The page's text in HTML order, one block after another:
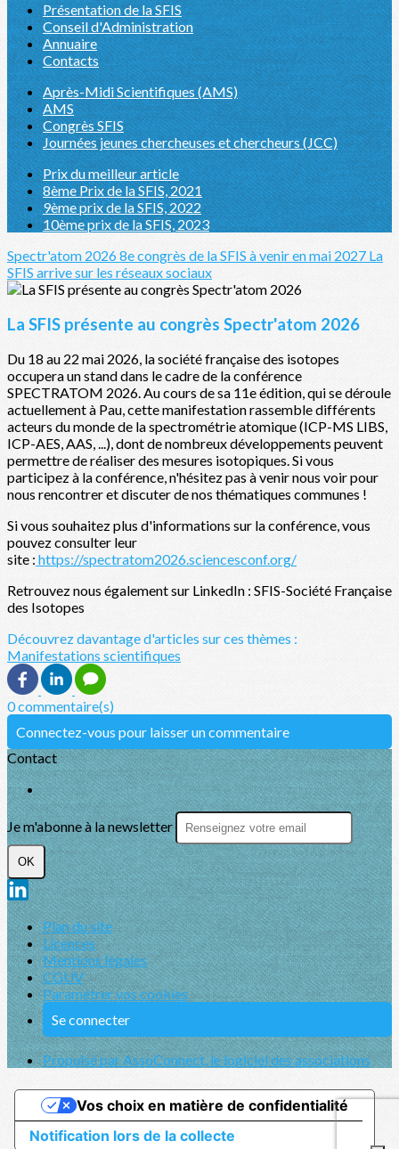
Présentation de la SFIS
Conseil d'Administration
Annuaire
Contacts
Après-Midi Scientifiques (AMS)
AMS
Congrès SFIS
Journées jeunes chercheuses et chercheurs (JCC)
Prix du meilleur article
8ème Prix de la SFIS, 2021
9ème prix de la SFIS, 2022
10ème prix de la SFIS, 2023
Spectr'atom 20268e congrès de la SFIS à venir en mai 2027 La
SFIS arrive sur les réseaux sociaux
La SFIS présente au congrès Spectr'atom 2026
Du 18 au 22 mai 2026, la société française des isotopes
occupera un stand dans le cadre de la conférence
SPECTRATOM 2026. Au cours de sa 11e édition, qui se déroule
actuellement à Pau, cette manifestation rassemble différents
acteurs du monde de la spectrométrie atomique (ICP-MS LIBS,
ICP-AES, AAS, ...), dont de nombreux développements peuvent
permettre de réaliser des mesures isotopiques. Si vous
participez à la conférence, n'hésitez pas à venir nous voir pour
nous rencontrer et discuter de nos thématiques communes !
Si vous souhaitez plus d'informations sur la conférence, vous
pouvez consulter leur
site : https://spectratom2026.sciencesconf.org/
Retrouvez nous également sur LinkedIn : SFIS-Société Française
des Isotopes
Découvrez davantage d'articles sur ces thèmes :
Manifestations scientifiques
0 commentaire(s)
Connectez-vous pour laisser un commentaire
Contact
Je m'abonne à la newsletter
OK
Plan du site
Licences
Mentions légales
CGUV
Paramétrer vos cookies
Se connecter
Propulsé par AssoConnect, le logiciel des associations
Notification lors de la collecte
Vos choix en matière de confidentialité